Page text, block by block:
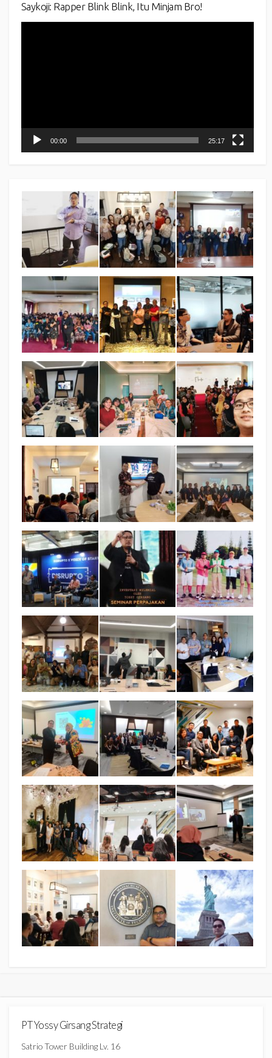
Saykoji: Rapper Blink Blink, Itu Minjam Bro!
00:00 25:17
PT Yossy Girsang Strategi
Satrio Tower Building Lv. 16